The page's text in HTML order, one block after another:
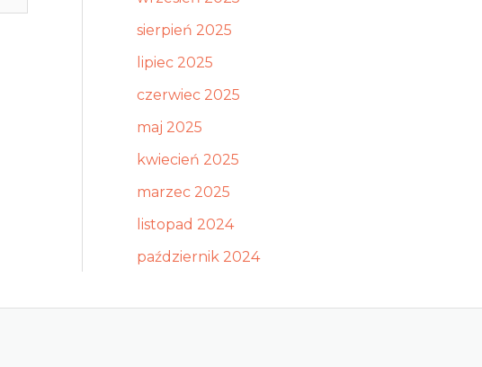
sierpień 2025
lipiec 2025
czerwiec 2025
maj 2025
kwiecień 2025
marzec 2025
listopad 2024
październik 2024